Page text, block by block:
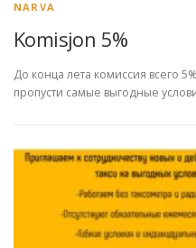
NARVA
Komisjon 5%
До конца лета комиссия всего
пропусти самые выгодные